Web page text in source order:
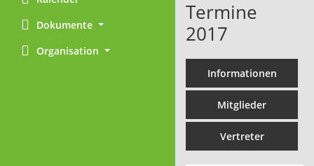
Dokumente
Organisation
Termine
2017
Informationen
Mitglieder
Vertreter